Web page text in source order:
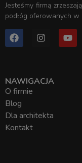
Jesteśmy firmą
podłóg oferowanych w
NAWIGACJA
O firmie
Blog
Dla architekta
Kontakt